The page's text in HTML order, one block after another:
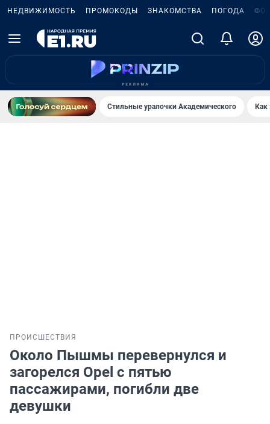
НЕДВИЖИМОСТЬ ПРОМОКОДЫ ЗНАКОМСТВА ПОГОДА
Стильные уралочки Академического
ПРОИСШЕСТВИЯ
Около Пышмы перевернулся и
загорелся Opel с пятью
пассажирами, погибли две
девушки